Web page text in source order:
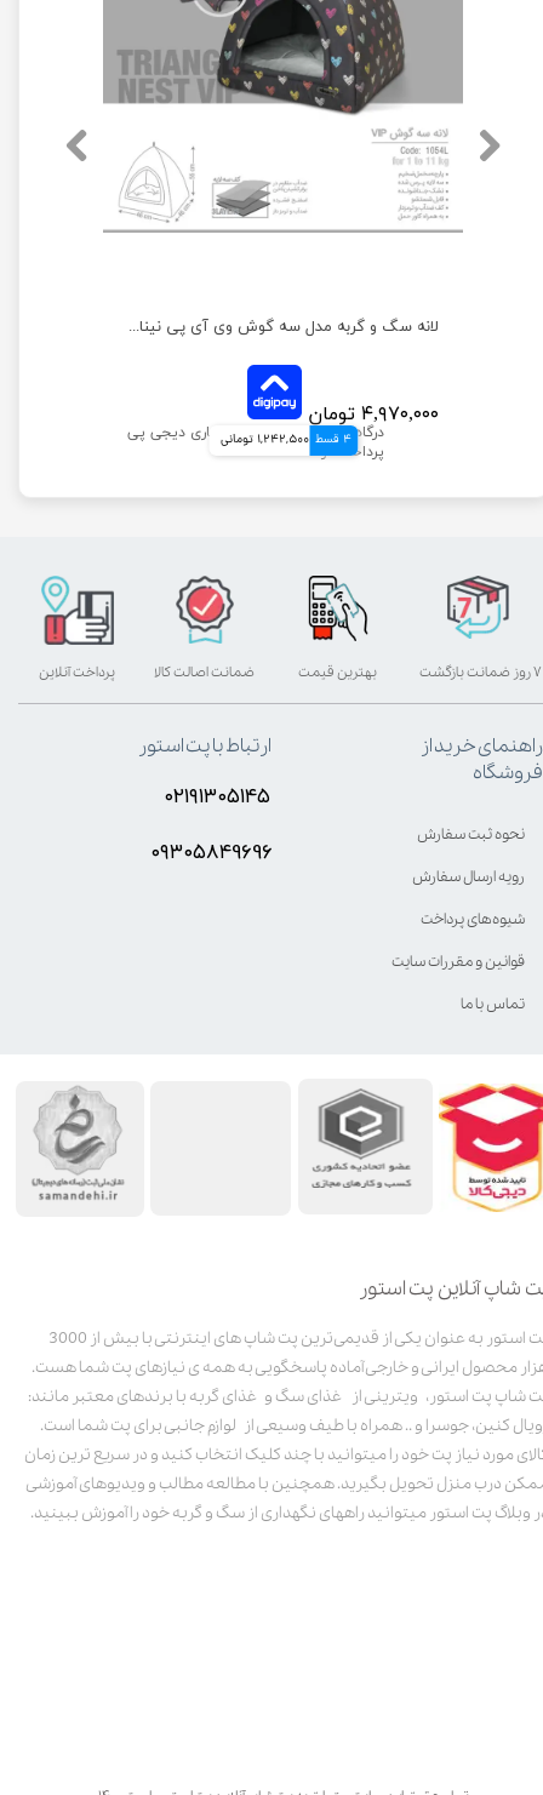
لانه سگ و گربه مدل سه گوش وی آی پی نیناپت
۴,۹۷۰,۰۰۰ تومان
4 قسط 1,242,500 تومانی
شاپ آنلاین پت استور
پت استور به عنوان یکی از قدیمی‌ترین پت شاپ های اینترنتی با بیش از 3000
محصول ایرانی و خارجی آماده پاسخگویی به همه ی نیازهای پت شما هست.
شاپ پت استور، ویترینی از غذای سگ و غذای گربه با برندهای معتبر مانند:
کنین، جوسرا و .. همراه با طیف وسیعی از لوازم جانبی برای پت شما است.
مورد نیاز پت خود را میتوانید با چند کلیک انتخاب کنید و در سریع ترین زمان
درب منزل تحویل بگیرید. همچنین با مطالعه مطالب و ویدیوهای آموزشی
وبلاگ پت استور میتوانید راههای نگهداری از سگ و گربه خود را آموزش ببینید.
بهترین قیمت پرداخت آنلاین ۷ روز ضمانت بازگشت ضمانت اصالت کالا
راهنمای خرید از
فروشگاه
نحوه ثبت سفارش
رویه ارسال سفارش
شیوه‌های پرداخت
قوانین و مقررات سایت
تماس با ما
ارتباط با پت استور
۰۲۱۹۱۳۰۵۱۴۵
۰۹۳۰۵8۴9696